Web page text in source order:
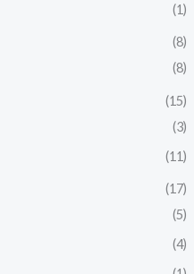
(1)
(8)
(8)
(15)
(3)
(11)
(17)
(5)
(4)